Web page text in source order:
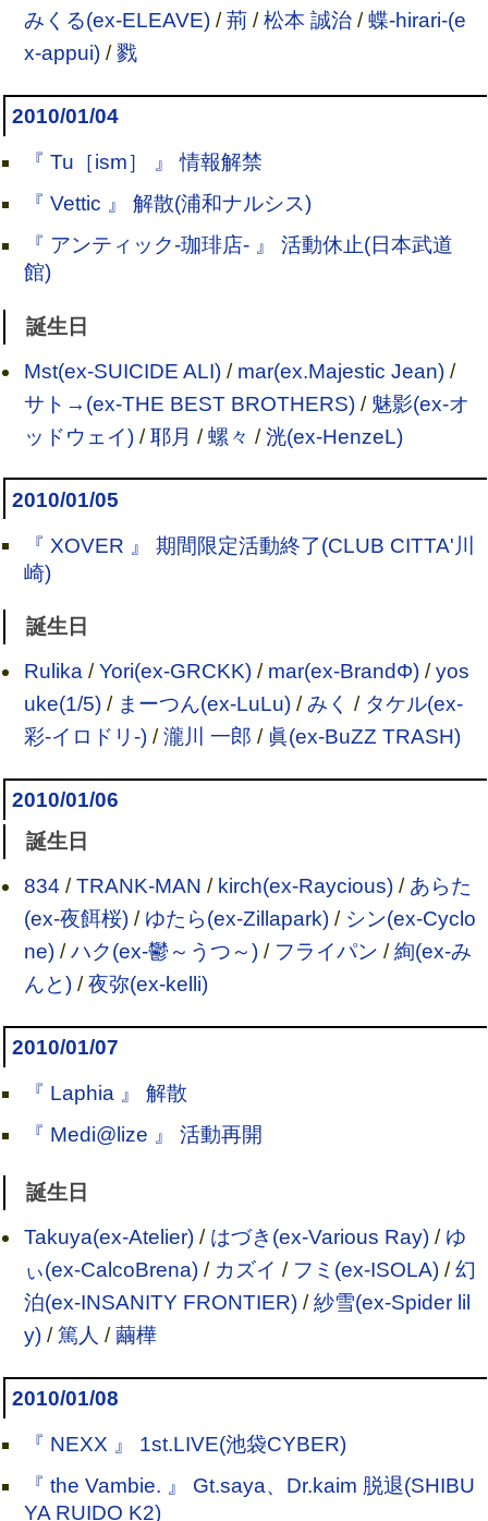
みくる(ex-ELEAVE)/荊/松本 誠治/蝶-hirari-(e
x-appui)/戮
2010/01/04
『 Tu［ism］ 』 情報解禁
『 Vettic 』 解散(浦和ナルシス)
『 アンティック-珈琲店- 』 活動休止(日本武道
館)
誕生日
Mst(ex-SUICIDE ALI)/ mar(ex.Majestic Jean)/
サト→(ex-THE BEST BROTHERS)/ 魅影(ex-オ
ッドウェイ)/耶月 /螺々 /洸(ex-HenzeL)
2010/01/05
『 XOVER 』 期間限定活動終了(CLUB CITTA'川
崎)
誕生日
Rulika/Yori(ex-GRCKK)/ mar(ex-BrandΦ)/yos
uke(1/5)/ まーつん(ex-LuLu)/みく / タケル(ex-
彩-イロドリ-)/瀧川 一郎 / 眞(ex-BuZZ TRASH)
2010/01/06
誕生日
834 /TRANK-MAN / kirch(ex-Raycious)/ あらた
(ex-夜餌桜)/ ゆたら(ex-Zillapark)/ シン(ex-Cyclo
ne)/ハク(ex-鬱～うつ～)/ フライパン /絢(ex-み
んと)/夜弥(ex-kelli)
2010/01/07
『 Laphia 』 解散
『 Medi@lize 』 活動再開
誕生日
Takuya(ex-Atelier)/ はづき(ex-Various Ray)/ ゆ
ぃ(ex-CalcoBrena)/ カズイ / フミ(ex-ISOLA)/幻
泊(ex-INSANITY FRONTIER)/紗雪(ex-Spider lil
y)/篤人 /繭樺
2010/01/08
『 NEXX 』 1st.LIVE(池袋CYBER)
『 the Vambie. 』 Gt.saya、Dr.kaim 脱退(SHIBU
YA RUIDO K2)